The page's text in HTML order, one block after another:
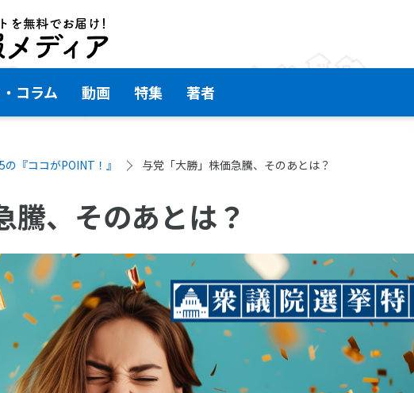
コラム 動画 特集 著者
の『ココがPOINT！』 与党「大勝」株価急騰、そのあとは？
騰、そのあとは？